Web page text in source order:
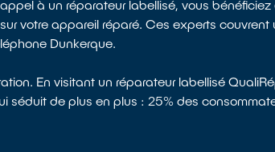
à un réparateur labellisé, vous
votre appareil réparé. Ces experts
Dunkerque.
En visitant un réparateur labellisé
de plus en plus : 25% des